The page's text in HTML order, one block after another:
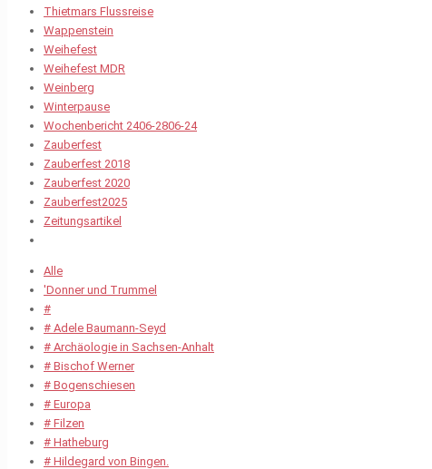
Thietmars Flussreise
Wappenstein
Weihefest
Weihefest MDR
Weinberg
Winterpause
Wochenbericht 2406-2806-24
Zauberfest
Zauberfest 2018
Zauberfest 2020
Zauberfest2025
Zeitungsartikel
Alle
'Donner und Trummel
#
# Adele Baumann-Seyd
# Archäologie in Sachsen-Anhalt
# Bischof Werner
# Bogenschiesen
# Europa
# Filzen
# Hatheburg
# Hildegard von Bingen.